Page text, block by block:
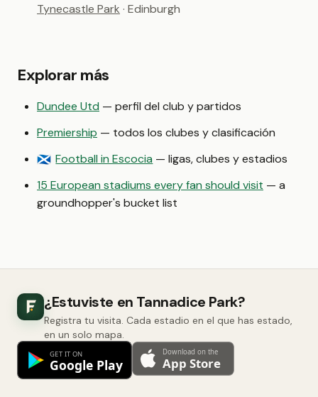
Tynecastle Park · Edinburgh
Explorar más
Dundee Utd — perfil del club y partidos
Premiership — todos los clubes y clasificación
🏴󠁧󠁢󠁳󠁣󠁴󠁿 Football in Escocia — ligas, clubes y estadios
15 European stadiums every fan should visit — a
groundhopper's bucket list
¿Estuviste en Tannadice Park?
Registra tu visita. Cada estadio en el que has estado,
en un solo mapa.